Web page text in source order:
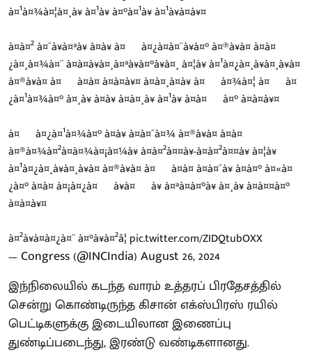
à¤¹à¤¾à¤¦à¤¸à¥ à¤¹à¥ à¤°à¤¹à¥ à¤¹à¥à¤à¥¤
à¤à¤² à¤¯à¥à¤ªà¥ à¤à¥ à¤¬à¤¿à¤à¤¨à¥à¤° à¤®à¥à¤ à¤à¤
¿à¤¸à¤¾à¤¨ à¤à¤à¥à¤¸à¤ªà¥à¤°à¥à¤¸ à¤¦à¥ à¤¹à¤¿à¤¸à¥à¤¸à¥à¤
à¤®à¥à¤ à¤¬à¤à¤ à¤à¤à¥¤ à¤à¤¸à¤à¥ à¤¬à¤¾à¤¦ à¤¬à¤
¿à¤¹à¤¾à¤° à¤¸à¥ à¤­à¥ à¤à¤¸à¥ à¤¹à¥ à¤à¤¬à¤° à¤à¤à¥¤
à¤¬à¤¿à¤¹à¤¾à¤° à¤à¥ à¤à¤¯à¤¾ à¤®à¥à¤ à¤à¤
à¤®à¤¾à¤²à¤à¤¾à¤¡à¤¼à¥ à¤à¤²à¤¤à¥-à¤à¤²à¤¤à¥ à¤¦à¥
à¤¹à¤¿à¤¸à¥à¤¸à¥à¤ à¤®à¥à¤ à¤¬à¤à¤ à¤à¤¯à¥ à¤à¤° à¤«à¤
¿à¤° à¤à¤ à¤¡à¤¿à¤¬à¥à¤¬à¥ à¤ªà¤à¤°à¥ à¤¸à¥ à¤à¤¤à¤°
à¤à¤à¥¤
à¤²à¥à¤à¤¿à¤¨ à¤°à¥à¤²â¦ pic.twitter.com/ZIDQtubOXX
— Congress (@INCIndia) August 26, 2024
இந்நிலையில் கடந்த வாரம் உத்தரப் பிரதேசத்தில்
சென்று கொண்டிருந்த கிசான் எக்ஸ்பிரஸ் ரயில்
பெட்டிகளுக்கு இடையிலான இணைப்பு
துண்டிப்படைந்து, இரண்டு வண்டிகளானது.